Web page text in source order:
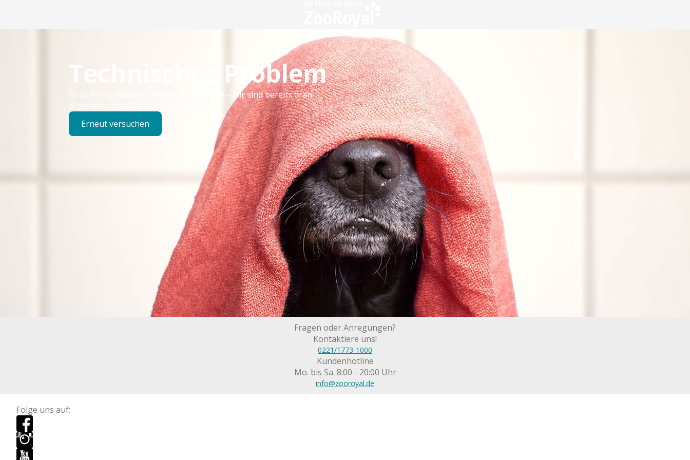
Technisches Problem
Es ist ein technischer Fehler aufgetreten – wir sind bereits dran.
Bitte versuchen Sie es später erneut.
Erneut versuchen
Fragen oder Anregungen?
Kontaktiere uns!
0221/1773-1000
Kundenhotline
Mo. bis Sa. 8:00 - 20:00 Uhr
info@zooroyal.de
Folge uns auf: